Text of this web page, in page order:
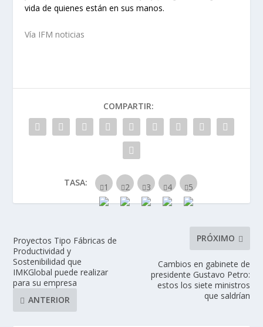
vida de quienes están en sus manos.
Vía IFM noticias
COMPARTIR:
TASA:
Proyectos Tipo Fábricas de
Productividad y
Sostenibilidad que
IMKGlobal puede realizar
para su empresa
ANTERIOR
PRÓXIMO
Cambios en gabinete de
presidente Gustavo Petro:
estos los siete ministros
que saldrían